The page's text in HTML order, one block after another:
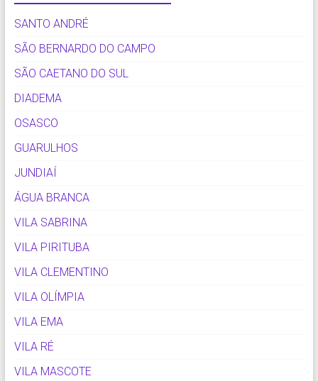
SANTO ANDRÉ
SÃO BERNARDO DO CAMPO
SÃO CAETANO DO SUL
DIADEMA
OSASCO
GUARULHOS
JUNDIAÍ
ÁGUA BRANCA
VILA SABRINA
VILA PIRITUBA
VILA CLEMENTINO
VILA OLÍMPIA
VILA EMA
VILA RÉ
VILA MASCOTE